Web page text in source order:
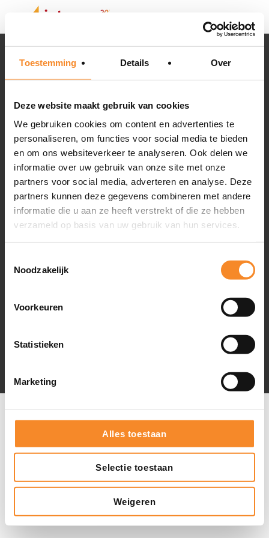
Toestemming Details Over
Deze website maakt gebruik van cookies
We gebruiken cookies om content en advertenties te
personaliseren, om functies voor social media te bieden
en om ons websiteverkeer te analyseren. Ook delen we
informatie over uw gebruik van onze site met onze
partners voor social media, adverteren en analyse. Deze
partners kunnen deze gegevens combineren met andere
informatie die u aan ze heeft verstrekt of die ze hebben
verzameld op basis van uw gebruik van hun services.
Noodzakelijk
Voorkeuren
Statistieken
Marketing
Alles toestaan
Selectie toestaan
Weigeren
9.4
Intenza
About Intenza
info@intenza.nl